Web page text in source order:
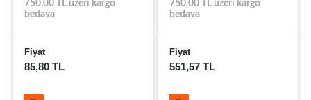
750,00 TL üzeri kargo
bedava
Fiyat
85,80 TL
750,00 TL üzeri kargo
bedava
Fiyat
551,57 TL